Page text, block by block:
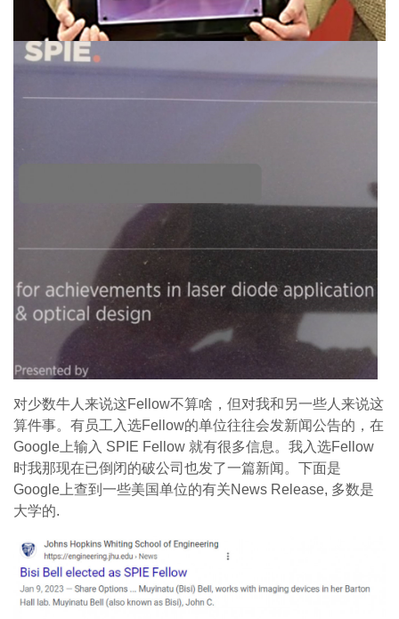
对少数牛人来说这Fellow不算啥，但对我和另一些人来说这
算件事。有员工入选Fellow的单位往往会发新闻公告的，在
Google上输入 SPIE Fellow 就有很多信息。我入选Fellow
时我那现在已倒闭的破公司也发了一篇新闻。下面是
Google上查到一些美国单位的有关News Release, 多数是
大学的.